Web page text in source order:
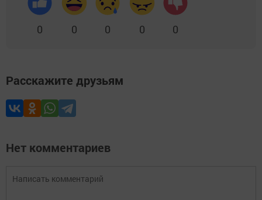
0 0 0 0 0
Расскажите друзьям
Нет комментариев